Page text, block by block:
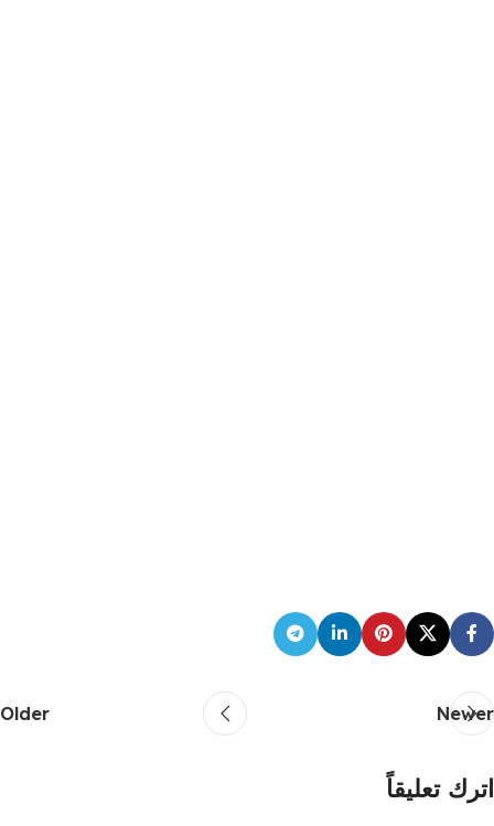
Newer
Older
اترك تعليقاً